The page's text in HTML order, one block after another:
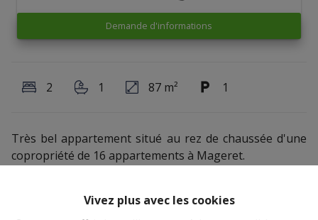
Vivez plus avec les cookies
Demande d'informations
2 1 87 m² 1
Très bel appartement situé au rez de chaussée d'une
copropriété de 16 appartements à Mageret.
chambres à couchers.